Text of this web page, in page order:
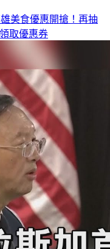
美食優惠開搶！再抽
取優惠券